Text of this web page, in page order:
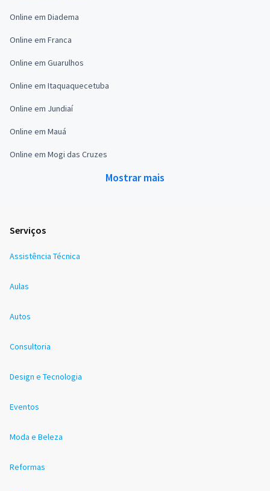
Online em Diadema
Online em Franca
Online em Guarulhos
Online em Itaquaquecetuba
Online em Jundiaí
Online em Mauá
Online em Mogi das Cruzes
Mostrar mais
Serviços
Assistência Técnica
Aulas
Autos
Consultoria
Design e Tecnologia
Eventos
Moda e Beleza
Reformas